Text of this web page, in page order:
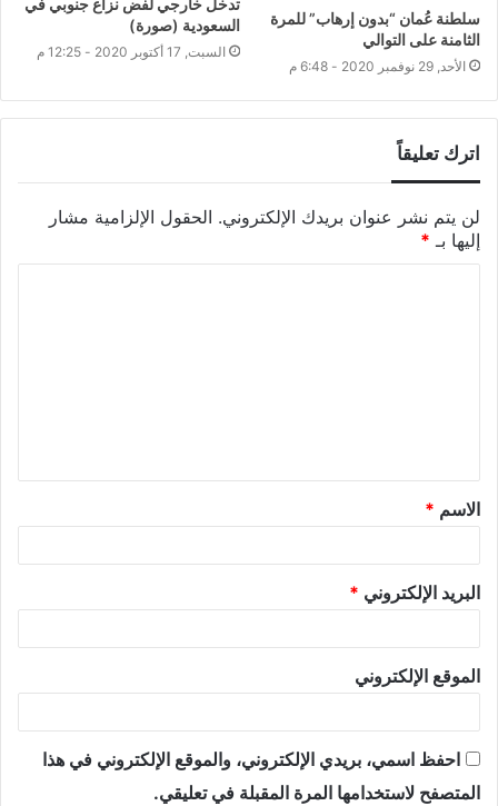
سلطنة عُمان “بدون إرهاب” للمرة
الثامنة على التوالي
الأحد, 29 نوفمبر 2020 - 6:48 م
تدخل خارجي لفض نزاع جنوبي في
السعودية (صورة)
السبت, 17 أكتوبر 2020 - 12:25 م
اترك تعليقاً
لن يتم نشر عنوان بريدك الإلكتروني. الحقول الإلزامية مشار
إليها بـ *
الاسم *
البريد الإلكتروني *
الموقع الإلكتروني
احفظ اسمي، بريدي الإلكتروني، والموقع الإلكتروني في هذا
المتصفح لاستخدامها المرة المقبلة في تعليقي.